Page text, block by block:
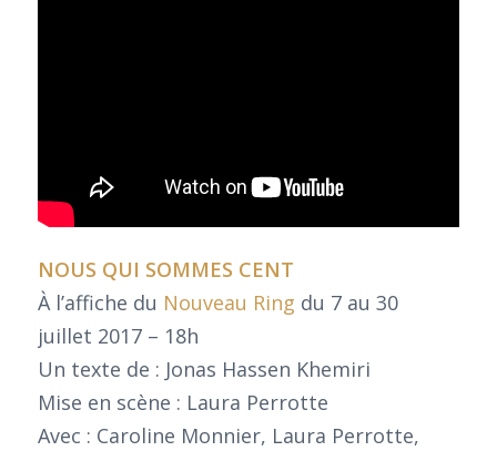
NOUS QUI SOMMES CENT
À l’affiche du Nouveau Ring du 7 au 30
juillet 2017 – 18h
Un texte de : Jonas Hassen Khemiri
Mise en scène : Laura Perrotte
Avec : Caroline Monnier, Laura Perrotte,